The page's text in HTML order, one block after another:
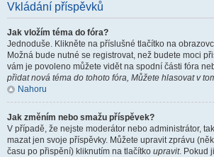
Vkládání příspěvků
Jak vložím téma do fóra?
Jednoduše. Klikněte na příslušné tlačítko na
Možná bude nutné se registrovat, než budete moci
vám je povoleno můžete vidět na spodní části fóra
přidat nová téma do tohoto fóra, Můžete hlasovat v
Nahoru
Jak změním nebo smažu příspěvek?
V případě, že nejste moderátor nebo administrátor,
mazat jen svoje příspěvky. Můžete upravit zprávu
času po přispění) kliknutím na tlačítko upravit. Pokud